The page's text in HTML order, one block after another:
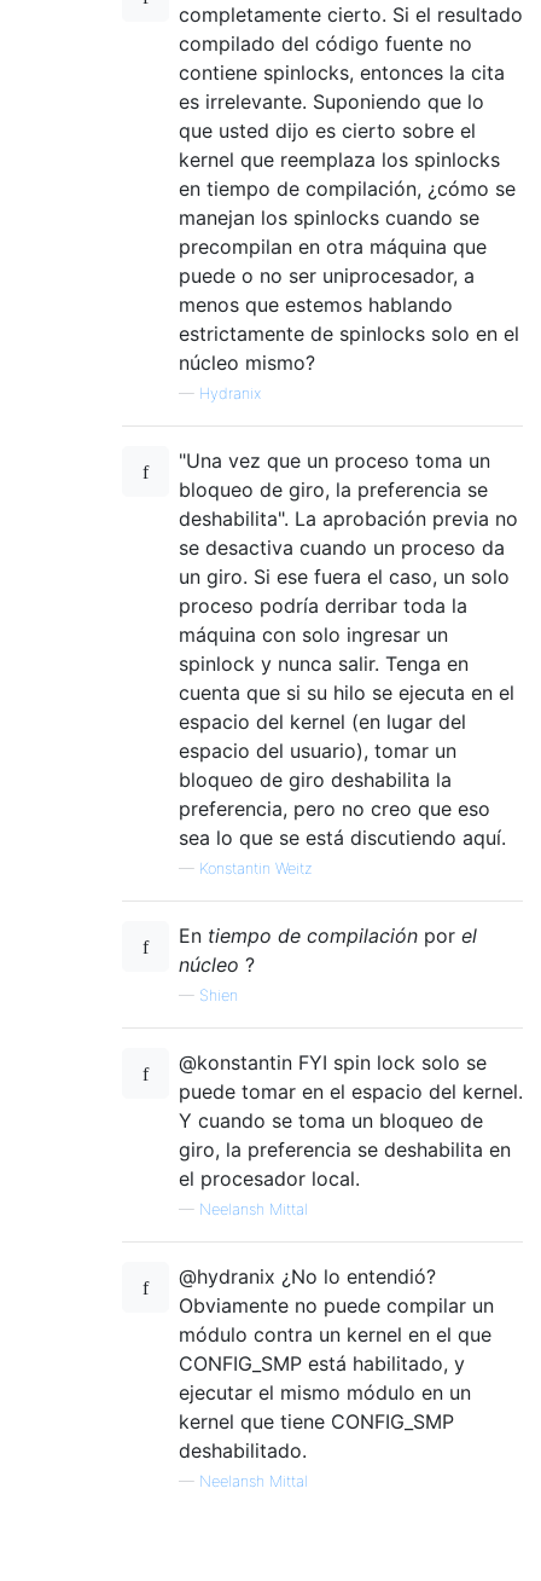
completamente cierto. Si el resultado
compilado del código fuente no
contiene spinlocks, entonces la cita
es irrelevante. Suponiendo que lo
que usted dijo es cierto sobre el
kernel que reemplaza los spinlocks
en tiempo de compilación, ¿cómo se
manejan los spinlocks cuando se
precompilan en otra máquina que
puede o no ser uniprocesador, a
menos que estemos hablando
estrictamente de spinlocks solo en el
núcleo mismo?
— Hydranix
"Una vez que un proceso toma un
bloqueo de giro, la preferencia se
deshabilita". La aprobación previa no
se desactiva cuando un proceso da
un giro. Si ese fuera el caso, un solo
proceso podría derribar toda la
máquina con solo ingresar un
spinlock y nunca salir. Tenga en
cuenta que si su hilo se ejecuta en el
espacio del kernel (en lugar del
espacio del usuario), tomar un
bloqueo de giro deshabilita la
preferencia, pero no creo que eso
sea lo que se está discutiendo aquí.
— Konstantin Weitz
En tiempo de compilación por el
núcleo ?
— Shien
@konstantin FYI spin lock solo se
puede tomar en el espacio del kernel.
Y cuando se toma un bloqueo de
giro, la preferencia se deshabilita en
el procesador local.
— Neelansh Mittal
@hydranix ¿No lo entendió?
Obviamente no puede compilar un
módulo contra un kernel en el que
CONFIG_SMP está habilitado, y
ejecutar el mismo módulo en un
kernel que tiene CONFIG_SMP
deshabilitado.
— Neelansh Mittal